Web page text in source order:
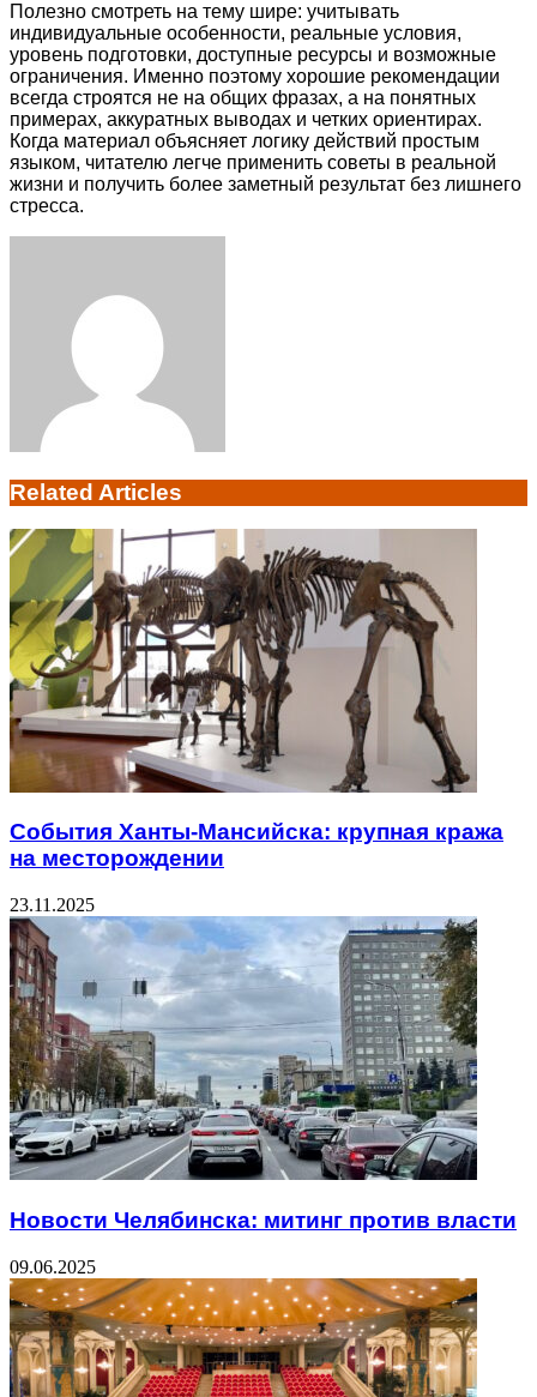
Полезно смотреть на тему шире: учитывать
индивидуальные особенности, реальные условия,
уровень подготовки, доступные ресурсы и возможные
ограничения. Именно поэтому хорошие рекомендации
всегда строятся не на общих фразах, а на понятных
примерах, аккуратных выводах и четких ориентирах.
Когда материал объясняет логику действий простым
языком, читателю легче применить советы в реальной
жизни и получить более заметный результат без лишнего
стресса.
Related Articles
События Ханты-Мансийска: крупная кража
на месторождении
23.11.2025
Новости Челябинска: митинг против власти
09.06.2025